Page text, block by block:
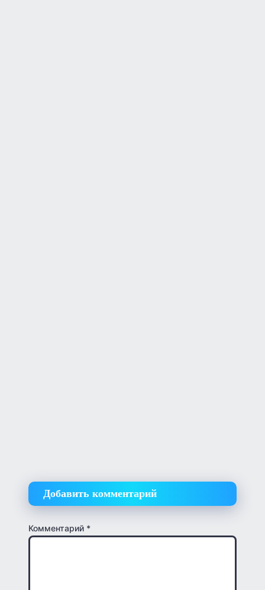
Добавить комментарий
Комментарий *